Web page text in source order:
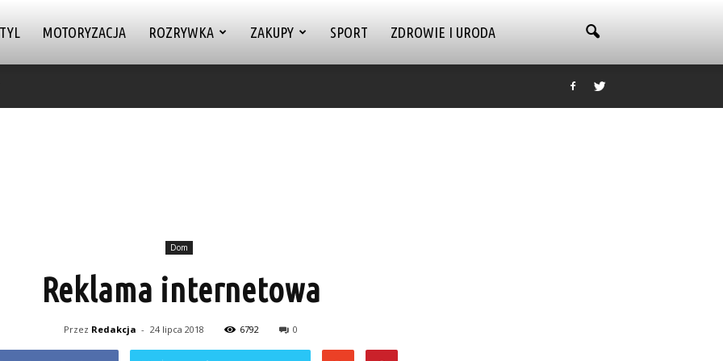
MOTORYZACJA ROZRYWKA ZAKUPY SPORT ZDROWIE I URODA
Dom
Reklama internetowa
Przez Redakcja - 24 lipca 2018 6792 0